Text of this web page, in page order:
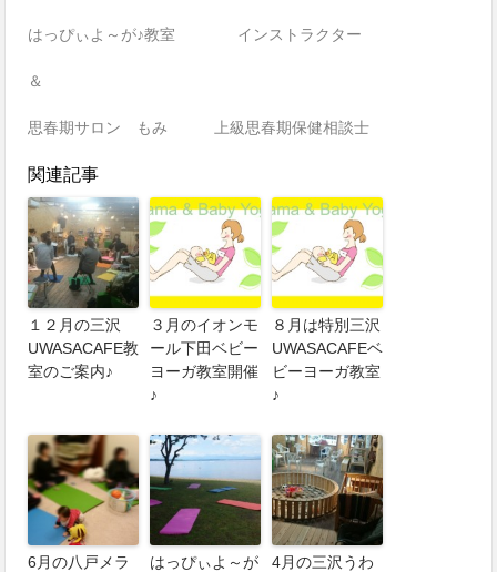
はっぴぃよ～が♪教室 インストラクター
＆
思春期サロン もみ 上級思春期保健相談士
関連記事
１２月の三沢
UWASACAFE教
室のご案内♪
３月のイオンモ
ール下田ベビー
ヨーガ教室開催
♪
８月は特別三沢
UWASACAFEベ
ビーヨーガ教室
♪
6月の八戸メラ
はっぴぃよ～が
4月の三沢うわ